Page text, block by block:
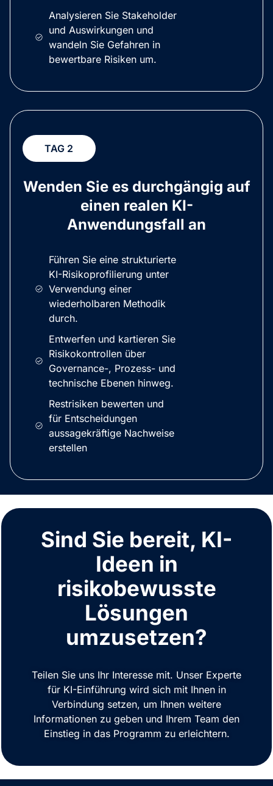
Analysieren Sie Stakeholder
und Auswirkungen und
wandeln Sie Gefahren in
bewertbare Risiken um.
TAG 2
Wenden Sie es durchgängig auf
einen realen KI-
Anwendungsfall an
Führen Sie eine strukturierte
KI-Risikoprofilierung unter
Verwendung einer
wiederholbaren Methodik
durch.
Entwerfen und kartieren Sie
Risikokontrollen über
Governance-, Prozess- und
technische Ebenen hinweg.
Restrisiken bewerten und
für Entscheidungen
aussagekräftige Nachweise
erstellen
Sind Sie bereit, KI-
Ideen in
risikobewusste
Lösungen
umzusetzen?
Teilen Sie uns Ihr Interesse mit. Unser Experte
für KI-Einführung wird sich mit Ihnen in
Verbindung setzen, um Ihnen weitere
Informationen zu geben und Ihrem Team den
Einstieg in das Programm zu erleichtern.